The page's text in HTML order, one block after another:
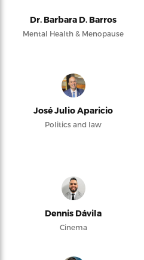
Dr. Barbara D. Barros
Mental Health & Menopause
José Julio Aparicio
Politics and law
Dennis Dávila
Cinema